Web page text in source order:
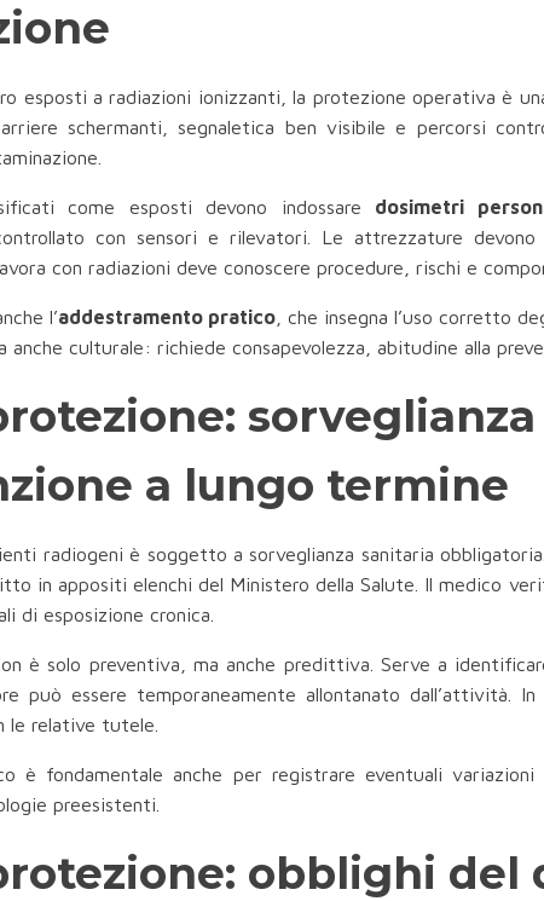
esposti a radiazioni ionizzanti, la protezione operativa è
schermanti, segnaletica ben visibile e percorsi
come esposti devono indossare dosimetri
con sensori e rilevatori. Le attrezzature
con radiazioni deve conoscere procedure, rischi e
l’addestramento pratico , che insegna l’uso corretto
anche culturale: richiede consapevolezza, abitudine alla
a lungo termine
radiogeni è soggetto a sorveglianza sanitaria
in appositi elenchi del Ministero della Salute. Il medico
di esposizione cronica.
è solo preventiva, ma anche predittiva. Serve a
può essere temporaneamente allontanato
le relative tutele.
è fondamentale anche per registrare eventuali
preesistenti.
obblighi del